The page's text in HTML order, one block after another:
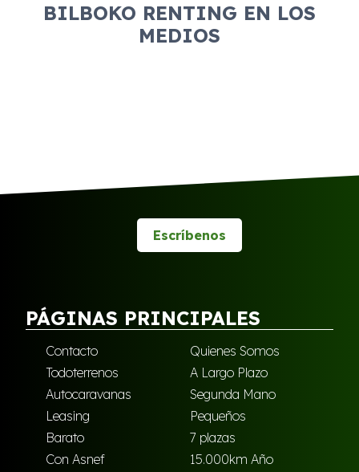
BILBOKO RENTING EN LOS
MEDIOS
Escríbenos
PÁGINAS PRINCIPALES
Contacto
Quienes Somos
Todoterrenos
A Largo Plazo
Autocaravanas
Segunda Mano
Leasing
Pequeños
Barato
7 plazas
Con Asnef
15.000km Año